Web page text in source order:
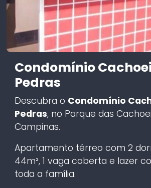
Condomínio
Pedras
Descubra o Condomínio
Pedras, no Parque das
Campinas.
Apartamento térreo com 2
44m², 1 vaga coberta e lazer
toda a família.